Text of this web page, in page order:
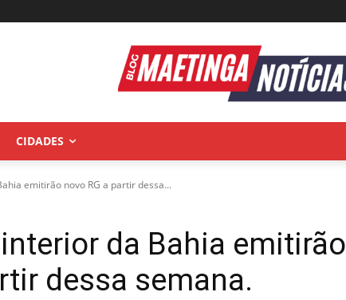
CIDADES
emitirão novo RG a partir dessa...
da Bahia emitirão
dessa semana.